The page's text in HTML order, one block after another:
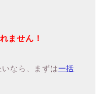
ません！
なら、まずは一括